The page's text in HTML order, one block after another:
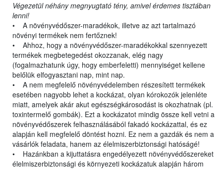
Végezetül néhány megnyugtató tény, amivel érdemes tisztában
lenni!
• A növényvédőszer-maradékok, illetve az azt tartalmazó
növényi termékek nem fertőznek!
• Ahhoz, hogy a növényvédőszer-maradékokkal szennyezett
termékek megbetegedést okozzanak, elég nagy
(fogalmazhatunk úgy, hogy emberfeletti) mennyiséget kellene
belőlük elfogyasztani nap, mint nap.
• A nem megfelelő növényvédelemben részesített termékek
esetében nagyobb lehet a kockázat, olyan kórokozók jelenléte
miatt, amelyek akár akut egészségkárosodást is okozhatnak (pl.
toxintermelő gombák). Ezt a kockázatot mindig össze kell vetni a
növényvédőszerek felhasználásából fakadó kockázattal, és ez
alapján kell megfelelő döntést hozni. Ez nem a gazdák és nem a
vásárlók feladata, hanem az élelmiszerbiztonsági hatóságé!
• Hazánkban a kijuttatásra engedélyezett növényvédőszereket
élelmiszerbiztonsági és környezeti kockázatuk alapján három